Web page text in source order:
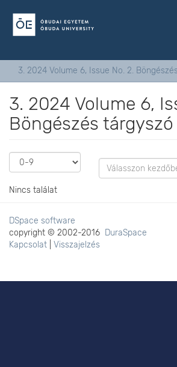
3. 2024 Volume 6, Issue No. 2.
3. 2024 Volume 6,
Böngészés
Nincs találat
DSpace software
copyright © 2002-2016 DuraSpace
Kapcsolat
Visszajelzés